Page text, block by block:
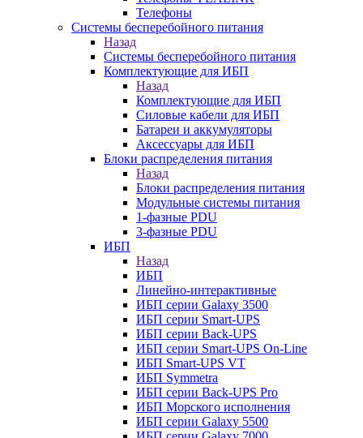
Телефоны
Системы бесперебойного питания
Назад
Системы бесперебойного питания
Комплектующие для ИБП
Назад
Комплектующие для ИБП
Силовые кабели для ИБП
Батареи и аккумуляторы
Аксессуары для ИБП
Блоки распределения питания
Назад
Блоки распределения питания
Модульные системы питания
1-фазные PDU
3-фазные PDU
ИБП
Назад
ИБП
Линейно-интерактивные
ИБП серии Galaxy 3500
ИБП серии Smart-UPS
ИБП серии Back-UPS
ИБП серии Smart-UPS On-Line
ИБП Smart-UPS VT
ИБП Symmetra
ИБП серии Back-UPS Pro
ИБП Морского исполнения
ИБП серии Galaxy 5500